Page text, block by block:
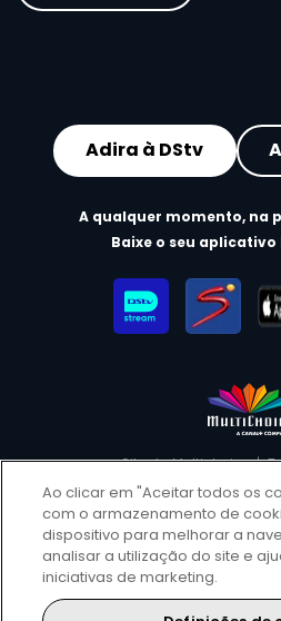
Adira à DStv
A qualquer momento, na
Baixe o seu
Site da Multichoice
Nota de
Política de Divulgação
Preferências de
© 2025 MultiChoice Africa
Ao clicar em "Aceitar todos os
com o armazenamento de
dispositivo para melhorar a
analisar a utilização do site e
iniciativas de marketing.